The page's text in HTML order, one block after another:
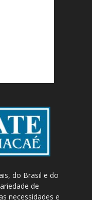
do Brasil e do
de
necessidades e